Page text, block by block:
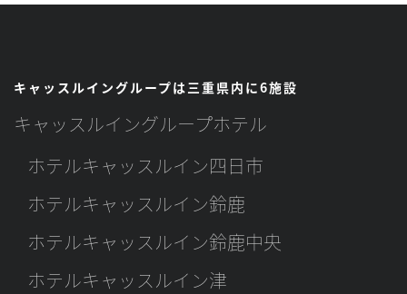
キャッスルイングループは三重県内に6施設
キャッスルイングループホテル
ホテルキャッスルイン四日市
ホテルキャッスルイン鈴鹿
ホテルキャッスルイン鈴鹿中央
ホテルキャッスルイン津